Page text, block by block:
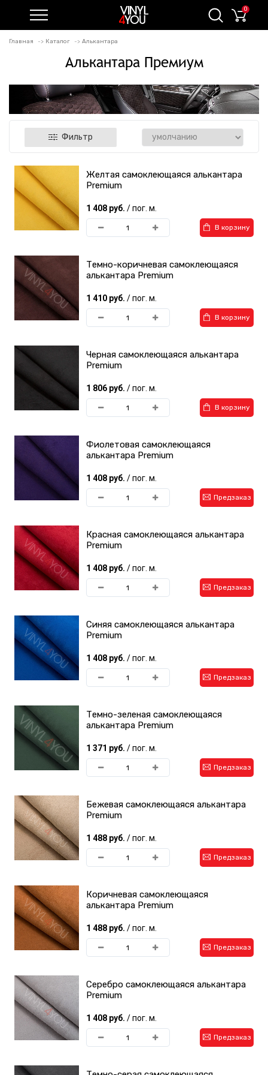
0
Главная Каталог Алькантара
Алькантара Премиум
Фильтр
Желтая самоклеющаяся алькантара
Premium
1 408 руб. / пог. м.
В корзину
Темно-коричневая самоклеющаяся
алькантара Premium
1 410 руб. / пог. м.
В корзину
Черная самоклеющаяся алькантара
Premium
1 806 руб. / пог. м.
В корзину
Фиолетовая самоклеющаяся
алькантара Premium
1 408 руб. / пог. м.
Предзаказ
Красная самоклеющаяся алькантара
Premium
1 408 руб. / пог. м.
Предзаказ
Синяя самоклеющаяся алькантара
Premium
1 408 руб. / пог. м.
Предзаказ
Темно-зеленая самоклеющаяся
алькантара Premium
1 371 руб. / пог. м.
Предзаказ
Бежевая самоклеющаяся алькантара
Premium
1 488 руб. / пог. м.
Предзаказ
Коричневая самоклеющаяся
алькантара Premium
1 488 руб. / пог. м.
Предзаказ
Серебро самоклеющаяся алькантара
Premium
1 408 руб. / пог. м.
Предзаказ